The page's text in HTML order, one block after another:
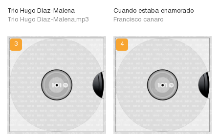
Trio Hugo Diaz-Malena
Trio Hugo Diaz-Malena.mp3
Cuando estaba enamorado
Francisco canaro